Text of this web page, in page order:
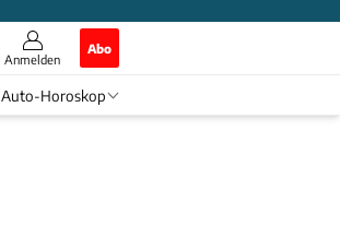
Anmelden
Abo
Auto-Horoskop